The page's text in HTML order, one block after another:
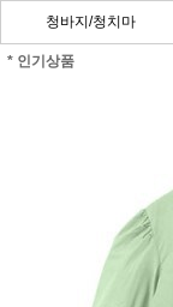
청바지/청치마
* 인기상품